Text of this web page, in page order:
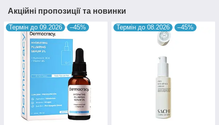
Акційні пропозиції та новинки
Термін до 09.2026 –45% Термін до 08.2026 –45%